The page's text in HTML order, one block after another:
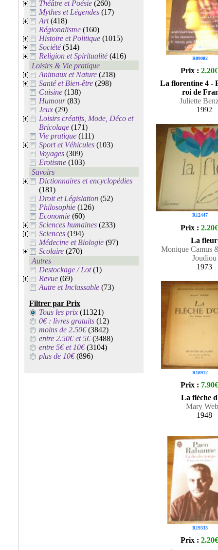
Théâtre et Poésie (260)
Mythes et Légendes (17)
Art(418)
Régionalisme (160)
Histoire et Politique (1015)
Société(514)
Religion et Spiritualité(416)
Loisirs & Vie pratique
Animaux et Nature (218)
Santé et Bien-être (298)
Cuisine (138)
Humour(83)
Jeux (29)
Loisirs créatifs, Mode, Déco et
Bricolage (171)
Vie pratique (111)
Sport et Véhicules (103)
Voyages (309)
Erotisme (103)
Savoirs
Dictionnaires et encyclopédies
(181)
Droit et Législation (52)
Philosophie (126)
Economie (60)
Sciences humaines (233)
Sciences (194)
Médecine et Biologie (97)
Scolaire (270)
Autres
Destockage / Lot(1)
Revue (69)
Autre et Inclassable (73)
Filtrer par Prix
Tous les prix (11321)
0€ : livres gratuits (12)
moins de 2.50€(3842)
entre 2.50€ et 5€(3488)
entre 5€ et 10€(3104)
plus de 10€(896)
R09082
Prix : 2.20€
La florentine 4 -
roi de
Juliette
1992
R12447
Prix : 2.20€
La fleur
Monique Camus
Joudiou
1973
R18912
Prix : 7.90€
La flèche
Mary
1948
R19333
Prix : 2.20€